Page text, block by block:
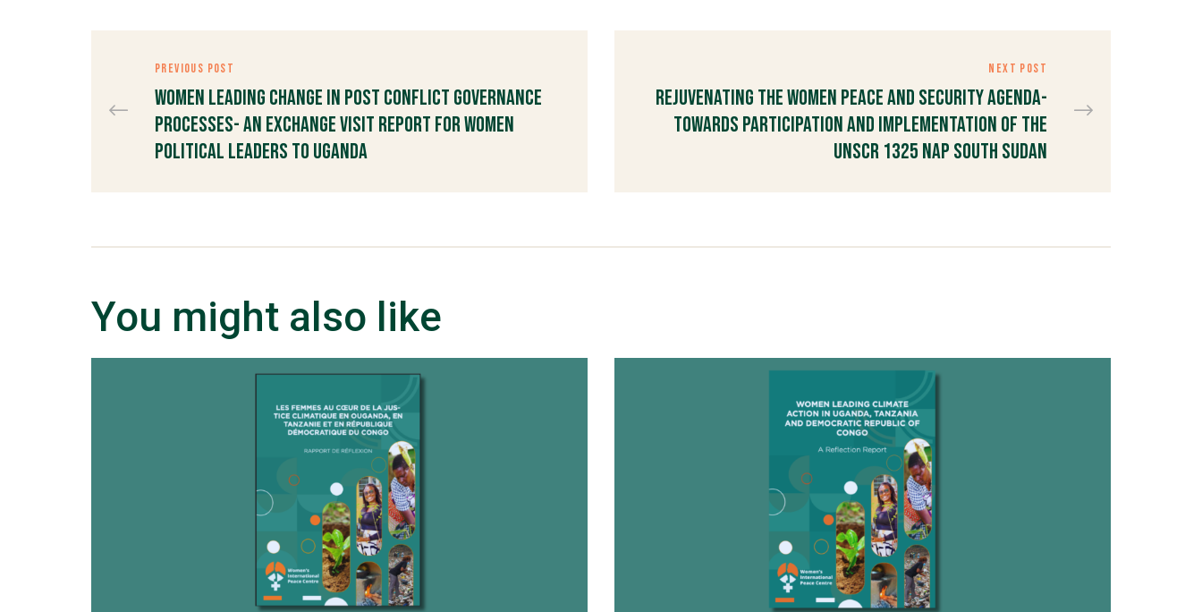
PREVIOUS POST
Women Leading Change in Post Conflict Governance
Processes- An Exchange Visit Report for Women
Political Leaders to Uganda
NEXT POST
Rejuvenating the Women Peace and Security Agenda-
Towards Participation and Implementation of the
UNSCR 1325 NAP South Sudan
You might also like